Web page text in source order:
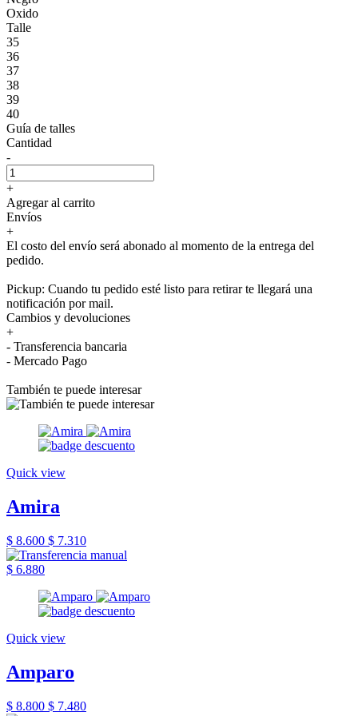
Oxido
Talle
35
36
37
38
39
40
Guía de talles
Cantidad
-
+
Agregar al carrito
Envíos
+
El costo del envío será abonado al momento de la entrega del
pedido.
Pickup: Cuando tu pedido esté listo para retirar te llegará una
notificación por mail.
Cambios y devoluciones
+
- Transferencia bancaria
- Mercado Pago
También te puede interesar
Quick view
Amira
$ 8.600 $ 7.310
$ 6.880
Quick view
Amparo
$ 8.800 $ 7.480